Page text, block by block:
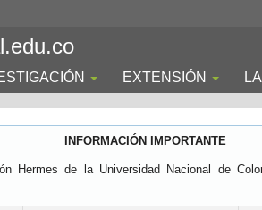
EXTENSIÓN
INFORMACIÓN IMPORTANTE
Hermes de la Universidad Nacional de